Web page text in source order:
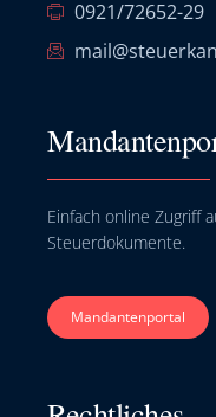
0921/72652-29
Einfach online Zugriff
Steuerdokumente.
Mandantenportal